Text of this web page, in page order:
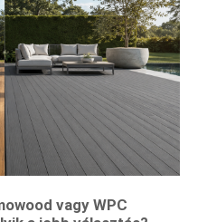
vagy WPC